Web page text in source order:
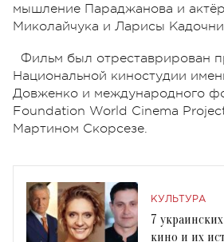
мышление Параджанова и
Миколайчука и Ларисы
Фильм был отреставрирован
Национальной киностудии
Довженко и международного
Foundation World Cinema
Мартином Скорсезе.
КУЛЬТУРА
7
кино и их